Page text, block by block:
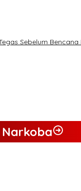
Sebelum